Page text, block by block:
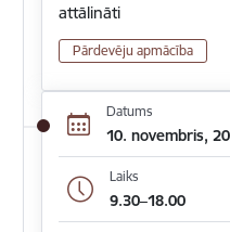
attālināti
Pārdevēju apmācība
Datums
10. novembris,
Laiks
9.30–18.00